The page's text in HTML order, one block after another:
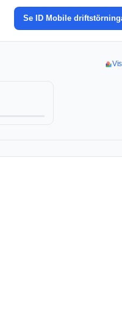
Se ID Mobile